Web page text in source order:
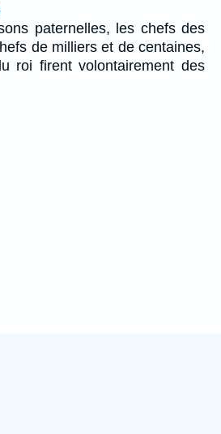
paternelles, les chefs des
de milliers et de centaines,
roi firent volontairement des